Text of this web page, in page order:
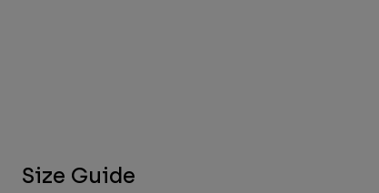
Size Guide